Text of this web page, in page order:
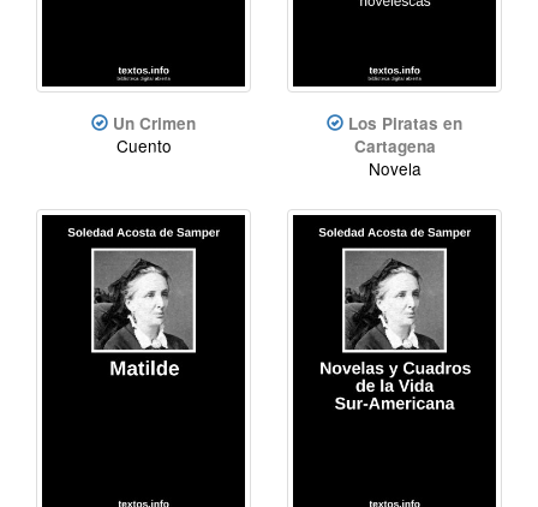
Un Crimen
Cuento
Los Piratas en
Cartagena
Novela